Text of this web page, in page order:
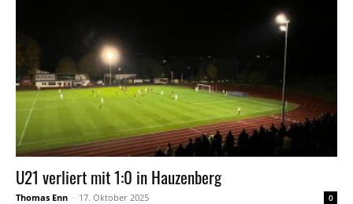
U21 verliert mit 1:0 in Hauzenberg
Thomas Enn - 17. Oktober 2025 0